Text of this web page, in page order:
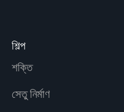
শিল্প
শক্তি
সেতু নির্মাণ